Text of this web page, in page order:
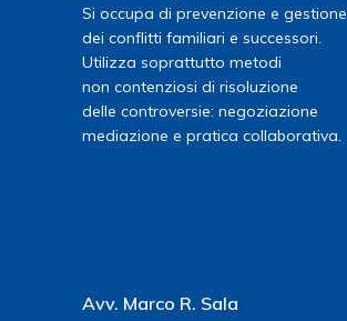
Si occupa di prevenzione e gestione
dei conflitti familiari e successori.
Utilizza soprattutto metodi
non contenziosi di risoluzione
delle controversie: negoziazione
mediazione e pratica collaborativa.
Avv. Marco R. Sala